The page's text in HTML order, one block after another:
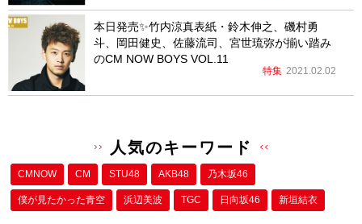
本日発売✨竹内涼真表紙・鈴木伸之、磯村勇
斗、岡田健史、佐藤流司、宮世琉弥が揃い踏み
のCM NOW BOYS VOL.11
特集 2021.02.02
人気のキーワード
CMNOW CM STU48 AKB48 乃木坂46
僕が⾒たかった⻘空 浜辺美波 TGC 日向坂46 新垣結衣